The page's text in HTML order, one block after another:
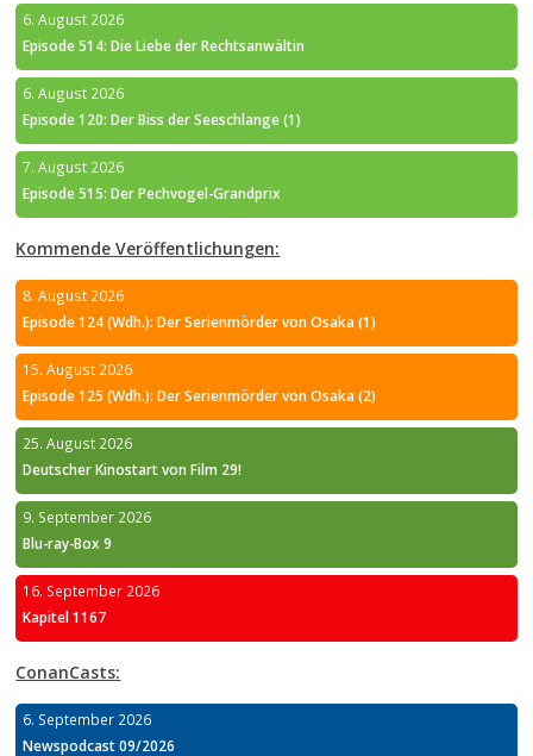
6. August 2026
Episode 514: Die Liebe der Rechtsanwältin
6. August 2026
Episode 120: Der Biss der Seeschlange (1)
7. August 2026
Episode 515: Der Pechvogel-Grandprix
Kommende Veröffentlichungen:
8. August 2026
Episode 124 (Wdh.): Der Serienmörder von Osaka (1)
15. August 2026
Episode 125 (Wdh.): Der Serienmörder von Osaka (2)
25. August 2026
Deutscher Kinostart von Film 29!
9. September 2026
Blu-ray-Box 9
16. September 2026
Kapitel 1167
ConanCasts:
6. September 2026
Newspodcast 09/2026